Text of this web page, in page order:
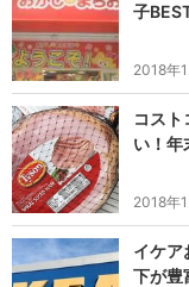
子
2018年
コス
い！年
2018年
イケア
下が豊